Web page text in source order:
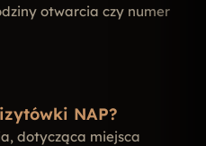
otwarcia czy numer
NAP?
dotycząca miejsca